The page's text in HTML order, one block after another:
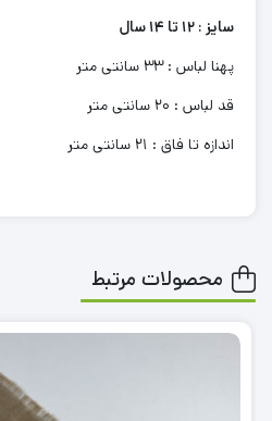
سایز : 12 تا 14 سال
پهنا لباس : 33 سانتی متر
قد لباس : 20 سانتی متر
اندازه تا فاق : 21 سانتی متر
محصولات مرتبط